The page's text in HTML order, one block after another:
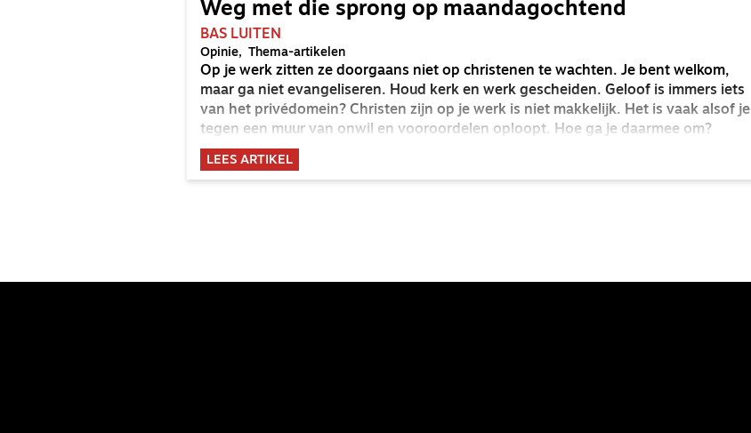
Weg met die sprong op maandagochtend
BAS LUITEN
Opinie Thema-artikelen
Op je werk zitten ze doorgaans niet op christenen te wachten. Je bent welkom,
maar ga niet evangeliseren. Houd kerk en werk gescheiden. Geloof is immers iets
van het privédomein? Christen zijn op je werk is niet makkelijk. Het is vaak alsof je
tegen een muur van onwil en vooroordelen oploopt. Hoe ga je daarmee om?
LEES ARTIKEL